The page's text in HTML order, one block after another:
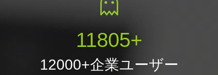
12000+
12000+企業ユーザー